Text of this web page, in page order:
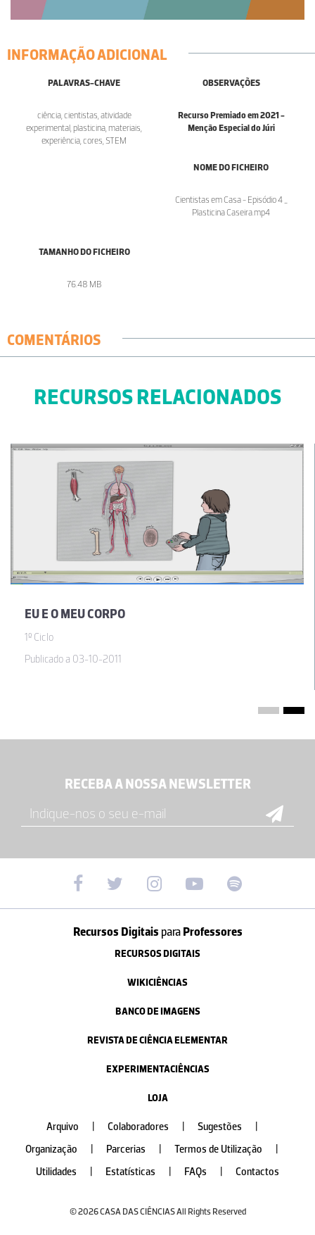
INFORMAÇÃO ADICIONAL
PALAVRAS-CHAVE
ciência, cientistas, atividade
experimental, plasticina, materiais,
experiência, cores, STEM
OBSERVAÇÕES
Recurso Premiado em 2021 -
Menção Especial do Júri
NOME DO FICHEIRO
Cientistas em Casa - Episódio 4 _
Plasticina Caseira.mp4
TAMANHO DO FICHEIRO
76.48 MB
COMENTÁRIOS
RECURSOS RELACIONADOS
EU E O MEU CORPO
1º Ciclo
Publicado a 03-10-2011
RECEBA A NOSSA NEWSLETTER
Recursos Digitais paraProfessores
RECURSOS DIGITAIS
WIKICIÊNCIAS
BANCO DE IMAGENS
REVISTA DE CIÊNCIA ELEMENTAR
EXPERIMENTACIÊNCIAS
LOJA
Arquivo Colaboradores Sugestões
Organização
Parcerias Termos de Utilização
Utilidades
Estatísticas FAQs Contactos
© 2026 CASA DAS CIÊNCIAS All Rights Reserved